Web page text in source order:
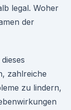
legal. Woher
der
zahlreiche
zu lindern,